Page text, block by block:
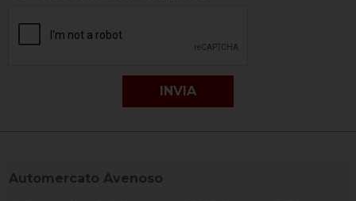
Automercato Avenoso